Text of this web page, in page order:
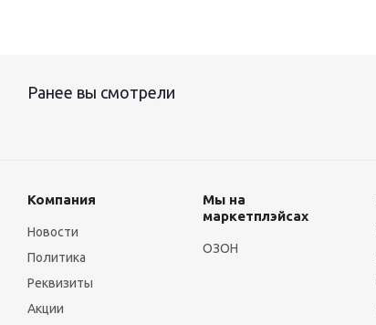
Ранее вы смотрели
Компания
Новости
Политика
Реквизиты
Акции
Мы на
маркетплэйсах
ОЗОН